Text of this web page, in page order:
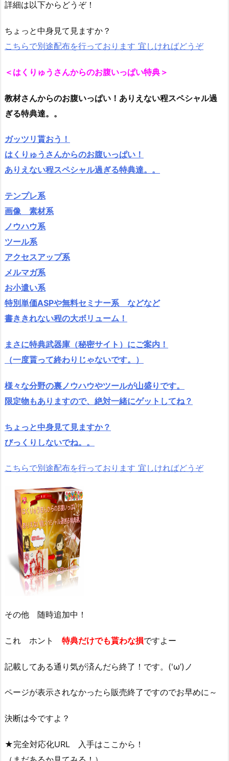
詳細は以下からどうぞ！
ちょっと中身見て見ますか？
こちらで別途配布を行っております 宜しければどうぞ
＜はくりゅうさんからのお腹いっぱい特典＞
教材さんからのお腹いっぱい！ありえない程スペシャル過
ぎる特典達。。
ガッツリ貰おう！
はくりゅうさんからのお腹いっぱい！
ありえない程スペシャル過ぎる特典達。。
テンプレ系
画像 素材系
ノウハウ系
ツール系
アクセスアップ系
メルマガ系
お小遣い系
特別単価ASPや無料セミナー系 などなど
書ききれない程の大ボリューム！
まさに特典武器庫（秘密サイト）にご案内！
（一度貰って終わりじゃないです。）
様々な分野の裏ノウハウやツールが山盛りです。
限定物もありますので、絶対一緒にゲットしてね？
ちょっと中身見て見ますか？
びっくりしないでね。。
こちらで別途配布を行っております 宜しければどうぞ
その他 随時追加中！
これ ホント 特典だけでも貰わな損ですよー
記載してある通り気が済んだら終了！です。('ω’)ノ
ページが表示されなかったら販売終了ですのでお早めに～
決断は今ですよ？
★完全対応化URL 入手はここから！